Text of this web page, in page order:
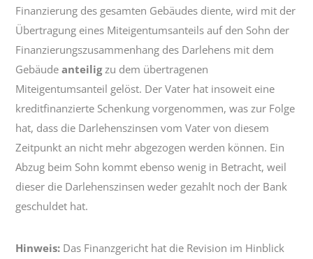
Finanzierung des gesamten Gebäudes diente, wird mit der
Übertragung eines Miteigentumsanteils auf den Sohn der
Finanzierungszusammenhang des Darlehens mit dem
Gebäudeanteiligzu dem übertragenen
Miteigentumsanteil gelöst. Der Vater hat insoweit eine
kreditfinanzierte Schenkung vorgenommen, was zur Folge
hat, dass die Darlehenszinsen vom Vater von diesem
Zeitpunkt an nicht mehr abgezogen werden können. Ein
Abzug beim Sohn kommt ebenso wenig in Betracht, weil
dieser die Darlehenszinsen weder gezahlt noch der Bank
geschuldet hat.
Hinweis: Das Finanzgericht hat die Revision im Hinblick